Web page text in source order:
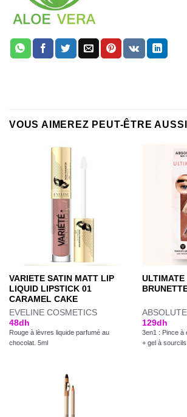
VOUS AIMEREZ PEUT-ÊTRE
VARIETE SATIN MATT LIP
LIQUID LIPSTICK 01
CARAMEL CAKE
EVELINE COSMETICS
48dh
Rouge à lèvres liquide parfumé au
chocolat. 5ml
129dh
3en1 : Pince à
+ gel à sourcils